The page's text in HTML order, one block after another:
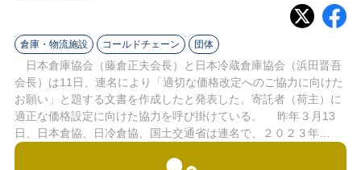
イ
ン
倉庫・物流施設 コールドチェーン 団体
日本倉庫協会（藤倉正夫会長）と日本冷蔵倉庫協会（浜田晋吾
会長）は11日、連名により「適切な価格改定へのご協力に向けた
お願い」と題する文書を作成したと発表した。寄託者（荷主）に
適正な価格設定に向けた協力を呼び掛けている。 昨年３月13
日、日本倉協、日冷倉協、国土交通省は連名で、２０２３年…